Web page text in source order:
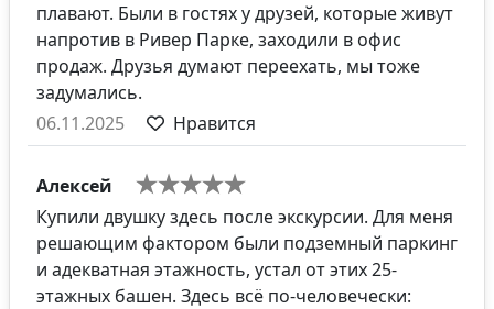
плавают. Были в гостях у друзей, которые живут
напротив в Ривер Парке, заходили в офис
продаж. Друзья думают переехать, мы тоже
задумались.
06.11.2025
Нравится
Алексей
Купили двушку здесь после экскурсии. Для меня
решающим фактором были подземный паркинг
и адекватная этажность, устал от этих 25-
этажных башен. Здесь всё по-человечески: